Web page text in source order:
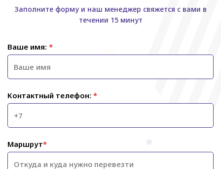
Заполните форму и наш менеджер свяжется с вами в
течении 15 минут
Ваше имя: *
Контактный телефон: *
Маршрут*